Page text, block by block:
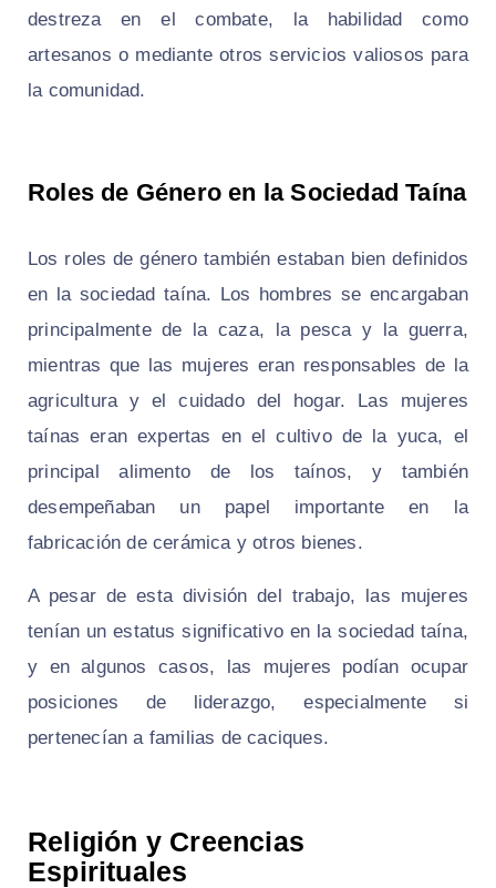
destreza en el combate, la habilidad como
artesanos o mediante otros servicios valiosos para
la comunidad.
Roles de Género en la Sociedad Taína
Los roles de género también estaban bien definidos
en la sociedad taína. Los hombres se encargaban
principalmente de la caza, la pesca y la guerra,
mientras que las mujeres eran responsables de la
agricultura y el cuidado del hogar. Las mujeres
taínas eran expertas en el cultivo de la yuca, el
principal alimento de los taínos, y también
desempeñaban un papel importante en la
fabricación de cerámica y otros bienes.
A pesar de esta división del trabajo, las mujeres
tenían un estatus significativo en la sociedad taína,
y en algunos casos, las mujeres podían ocupar
posiciones de liderazgo, especialmente si
pertenecían a familias de caciques.
Religión y Creencias
Espirituales